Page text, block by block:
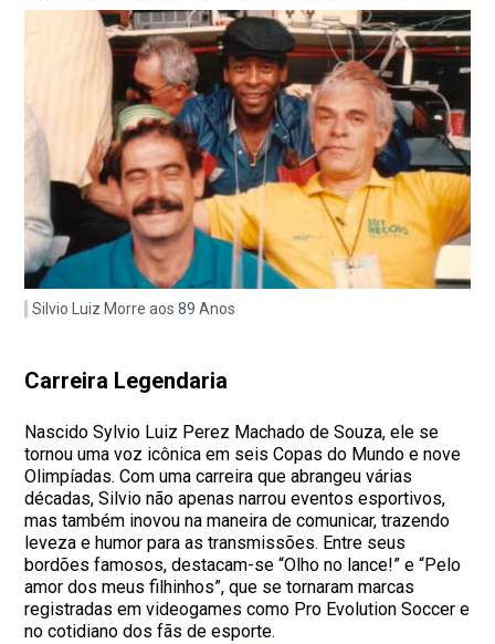
Silvio Luiz Morre aos 89 Anos
Carreira Legendaria
Nascido Sylvio Luiz Perez Machado de Souza, ele se
tornou uma voz icônica em seis Copas do Mundo e nove
Olimpíadas. Com uma carreira que abrangeu várias
décadas, Silvio não apenas narrou eventos esportivos,
mas também inovou na maneira de comunicar, trazendo
leveza e humor para as transmissões. Entre seus
bordões famosos, destacam-se “Olho no lance!” e “Pelo
amor dos meus filhinhos”, que se tornaram marcas
registradas em videogames como Pro Evolution Soccer e
no cotidiano dos fãs de esporte.